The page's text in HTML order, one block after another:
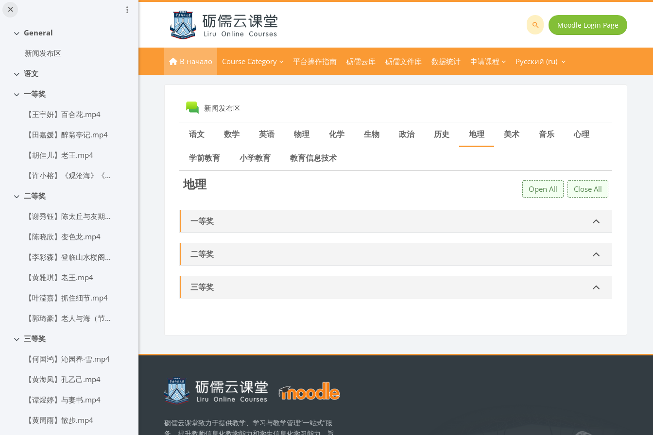
Перейти к основному содержанию
Свернуть
General
新闻发布区
Свернуть
语文
Свернуть
一等奖
【王宇妍】百合花.mp4
【田嘉媛】醉翁亭记.mp4
【胡佳儿】老王.mp4
【许小榕】《观沧海》《天净沙·秋思》联读.mp4
Свернуть
二等奖
【谢秀钰】陈太丘与友期行.mp4
【陈晓欣】变色龙.mp4
【李彩森】登临山水楼阁，聆听人文回响.mp4
【黄雅琪】老王.mp4
【叶滢嘉】抓住细节.mp4
【郭琦豪】老人与海（节选）.mp4
Свернуть
三等奖
【何国鸿】沁园春·雪.mp4
【黄海凤】孔乙己.mp4
【谭煜婷】与妻书.mp4
【黄周雨】散步.mp4
Поиск
Moodle Login Page
В начало Course Category 平台操作指南 砺儒云库 砺儒文件库 数据统计 申请课程 Русский ‎(ru)‎
Блоки新闻发布区
语文 数学 英语 物理 化学 生物 政治 历史 地理 美术 音乐 心理
学前教育 小学教育 教育信息技术
地理 Open All Close All
一等奖
二等奖
三等奖
Блоки
砺儒云课堂致力于提供教学、学习与教学管理“一站式”服